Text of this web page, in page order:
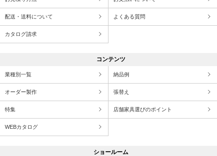
配送・送料について よくある質問
カタログ請求
コンテンツ
業種別一覧 納品例
オーダー製作 張替え
特集 店舗家具選びのポイント
WEBカタログ
ショールーム